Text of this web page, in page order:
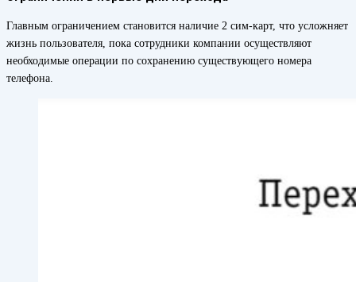
Главным ограничением становится наличие 2 сим-карт, что усложняет
жизнь пользователя, пока сотрудники компании осуществляют
необходимые операции по сохранению существующего номера
телефона.